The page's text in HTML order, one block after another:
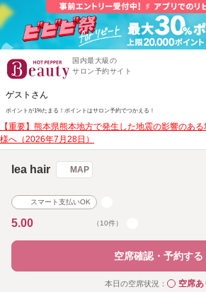
国内最大級の
サロン予約サイト
ゲストさん
ポイントが1%たまる！ ポイントはサロン予約でつかえる！
【重要】熊本県熊本地方で発生した地震の影響のあ
様へ（2026年7月28日）
lea hair MAP
スマート支払いOK
5.00 （10件）
空席確認・予約する
本日の空席状況： ◯空席あ